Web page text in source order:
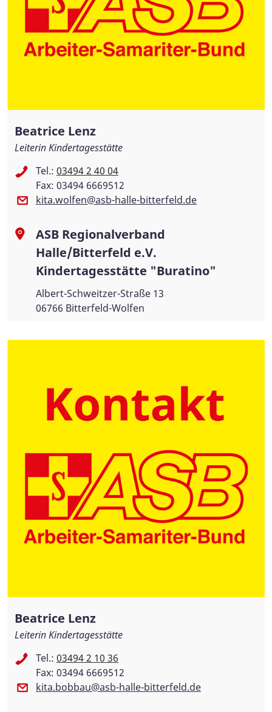
Beatrice Lenz
Leiterin Kindertagesstätte
Tel.: 03494 2 40 04
Fax: 03494 6669512
kita.wolfen@asb-halle-bitterfeld.de
ASB Regionalverband
Halle/Bitterfeld e.V.
Kindertagesstätte "Buratino"
Albert-Schweitzer-Straße 13
06766 Bitterfeld-Wolfen
Beatrice Lenz
Leiterin Kindertagesstätte
Tel.: 03494 2 10 36
Fax: 03494 6669512
kita.bobbau@asb-halle-bitterfeld.de